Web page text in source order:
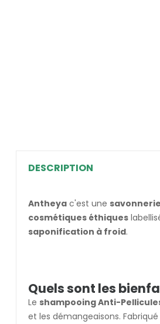
DESCRIPTION
Antheya c'est une
cosmétiques éthiques
saponification à froid.
Quels sont les
Le shampooing Anti-
et les démangeaisons.